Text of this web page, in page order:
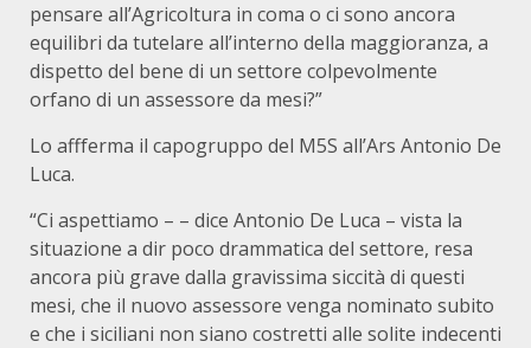
pensare all’Agricoltura in coma o ci sono ancora
equilibri da tutelare all’interno della maggioranza, a
dispetto del bene di un settore colpevolmente
orfano di un assessore da mesi?”
Lo affferma il capogruppo del M5S all’Ars Antonio De
Luca.
“Ci aspettiamo – – dice Antonio De Luca – vista la
situazione a dir poco drammatica del settore, resa
ancora più grave dalla gravissima siccità di questi
mesi, che il nuovo assessore venga nominato subito
e che i siciliani non siano costretti alle solite indecenti